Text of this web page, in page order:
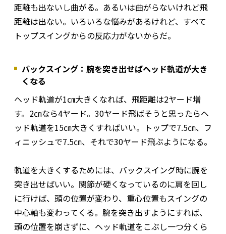
距離も出ないし曲がる。あるいは曲がらないけれど飛
距離は出ない。いろいろな悩みがあるけれど、すべて
トップスイングからの反応力がないからだ。
バックスイング：腕を突き出せばヘッド軌道が大き
くなる
ヘッド軌道が1㎝大きくなれば、飛距離は2ヤード増
す。2㎝なら4ヤード。30ヤード飛ばそうと思ったらヘ
ッド軌道を15㎝大きくすればいい。トップで7.5㎝、フ
ィニッシュで7.5㎝、それで30ヤード飛ぶようになる。
軌道を大きくするためには、バックスイング時に腕を
突き出せばいい。関節が硬くなっているのに肩を回し
に行けば、頭の位置が変わり、重心位置もスイングの
中心軸も変わってくる。腕を突き出すようにすれば、
頭の位置を崩さずに、ヘッド軌道をこぶし一つ分くら